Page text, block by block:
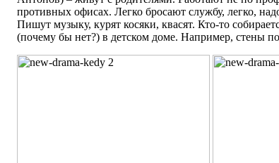
противных офисах. Легко бросают службу, легко,
Пишут музыку, курят косяки, квасят. Кто-то
(почему бы нет?) в детском доме. Например, стены